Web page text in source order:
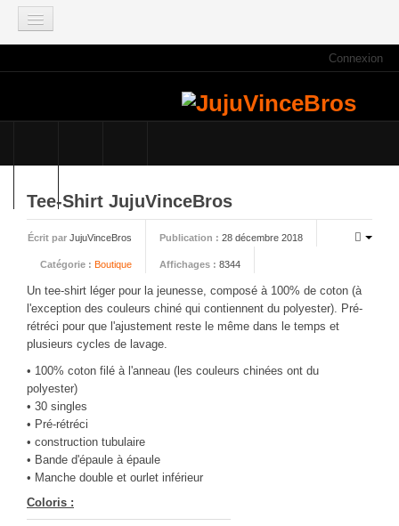
Connexion
Faisons le point
Qui sommes nous ?
Galeries photos
Planning des JujuVinceBros
Accès aux Quiz
Les videos des JujuVinceBros
CINÉ
Critiques films
Courts Métrages
JEUX
Tee-Shirt JujuVinceBros
Écrit par JujuVinceBros Publication : 28 décembre 2018
Catégorie : Boutique Affichages : 8344
Un tee-shirt léger pour la jeunesse, composé à 100% de coton (à
l'exception des couleurs chiné qui contiennent du polyester). Pré-
rétréci pour que l'ajustement reste le même dans le temps et
plusieurs cycles de lavage.
• 100% coton filé à l'anneau (les couleurs chinées ont du
polyester)
• 30 singles
• Pré-rétréci
• construction tubulaire
• Bande d'épaule à épaule
• Manche double et ourlet inférieur
Coloris :